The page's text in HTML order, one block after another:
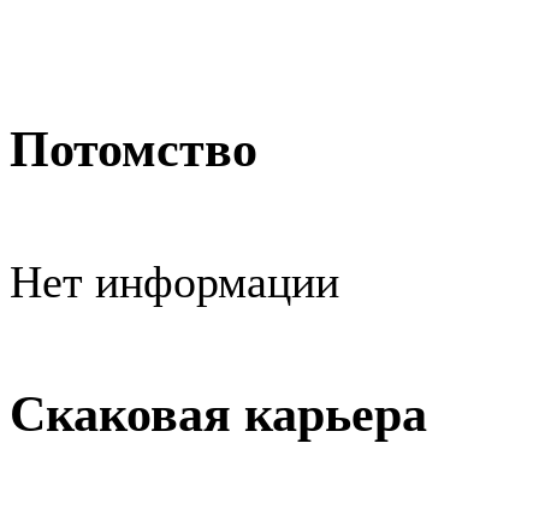
Потомство
Нет информации
Скаковая карьера